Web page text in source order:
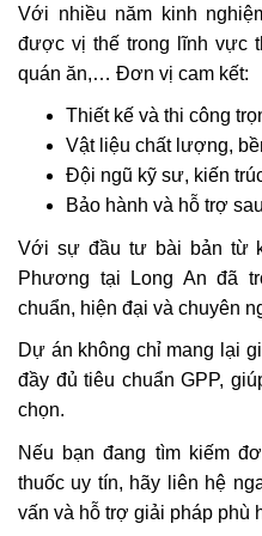
Với nhiều năm kinh
được vị thế trong lĩnh vực
quán ăn,… Đơn vị cam kết:
Thiết kế và thi công
Vật liệu chất lượng,
Đội ngũ kỹ sư, kiến
Bảo hành và hỗ trợ
Với sự đầu tư bài bản từ
Phương tại Long An đã
chuẩn, hiện đại và chuyên
Dự án không chỉ mang lại
đầy đủ tiêu chuẩn GPP,
chọn.
Nếu bạn đang tìm kiếm
thuốc uy tín, hãy liên hệ
vấn và hỗ trợ giải pháp phù